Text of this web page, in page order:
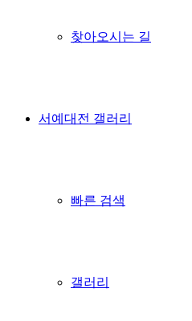
찾아오시는 길
서예대전 갤러리
빠른 검색
갤러리